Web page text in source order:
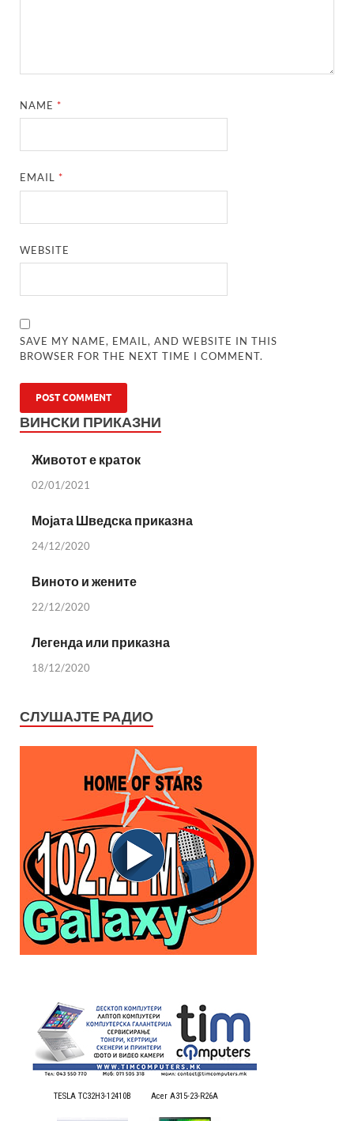
NAME*
EMAIL*
WEBSITE
SAVE MY NAME, EMAIL, AND WEBSITE IN THIS
BROWSER FOR THE NEXT TIME I COMMENT.
ВИНСКИ ПРИКАЗНИ
Животот е краток
02/01/2021
Мојата Шведска приказна
24/12/2020
Виното и жените
22/12/2020
Легенда или приказна
18/12/2020
СЛУШАЈТЕ РАДИО